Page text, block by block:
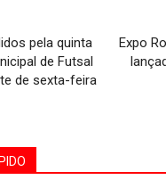
pela quinta
de Futsal
de sexta-feira
Expo